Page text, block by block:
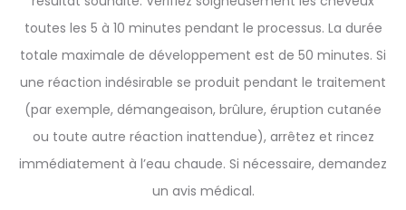
toutes les 5 à 10 minutes pendant le processus. La durée
totale maximale de développement est de 50 minutes. Si
une réaction indésirable se produit pendant le traitement
(par exemple, démangeaison, brûlure, éruption cutanée
ou toute autre réaction inattendue), arrêtez et rincez
immédiatement à l’eau chaude. Si nécessaire, demandez
un avis médical.